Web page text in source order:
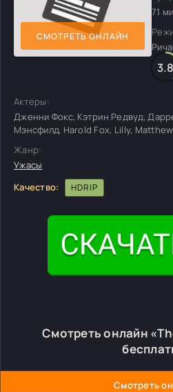
СМОТРЕТЬ ОНЛАЙН
71
3.8
Актеры:
Дженни Фокс, Кэтрин Редвуд,
Мэнсфилд, Harold Fox, Lilly,
Жанр:
Ужасы
Качество:
HDRIP
Смотреть онлайн
Смотреть